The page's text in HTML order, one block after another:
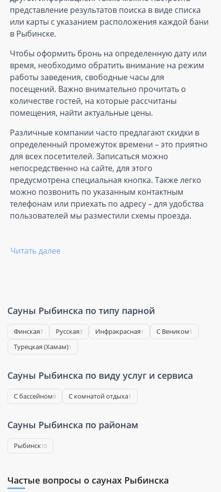
представление результатов поиска в виде списка
или карты с указанием расположения каждой бани
в Рыбинске.
Чтобы оформить бронь на определенную дату или
время, необходимо обратить внимание на режим
работы заведения, свободные часы для
посещений. Важно внимательно прочитать о
количестве гостей, на которые рассчитаны
помещения, найти актуальные цены.
Различные компании часто предлагают скидки в
определенный промежуток времени – это приятно
для всех посетителей. Записаться можно
непосредственно на сайте, для этого
предусмотрена специальная кнопка. Также легко
можно позвонить по указанным контактным
телефонам или приехать по адресу – для удобства
пользователей мы разместили схемы проезда.
Читать далее
Сауны Рыбинска по типу парной
Финская7 Русская3 Инфракрасная1 С Веником1
Турецкая (Хамам)1
Сауны Рыбинска по виду услуг и сервиса
С бассейном8 С комнатой отдыха1
Сауны Рыбинска по районам
Рыбинск10
Частые вопросы о саунах Рыбинска